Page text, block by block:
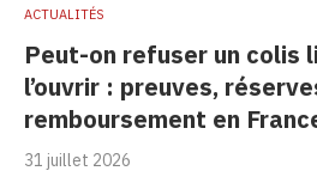
ACTUALITÉS
Peut-on refuser un colis
l’ouvrir : preuves,
remboursement en
31 juillet 2026